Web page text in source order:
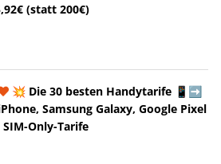
(statt 200€)
💥 Die 30 besten Handytarife 📱➡️
Samsung Galaxy, Google Pixel
SIM-Only-Tarife